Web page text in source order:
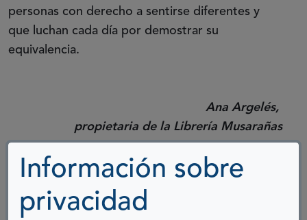
Información sobre
privacidad
personas con derecho a sentirse diferentes y
que luchan cada día por demostrar su
equivalencia.
Ana Argelés,
propietaria de la Librería Musarañas